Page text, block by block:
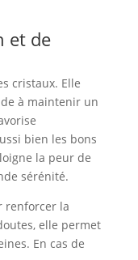
et de
cristaux. Elle
à maintenir un
bien les bons
la peur de
sérénité.
renforcer la
elle permet
En cas de